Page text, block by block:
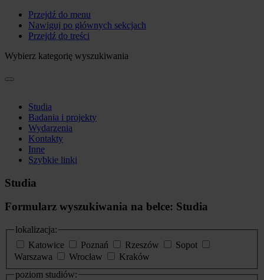
Przejdź do menu
Nawiguj po głównych sekcjach
Przejdź do treści
Wybierz kategorię wyszukiwania
Studia
Badania i projekty
Wydarzenia
Kontakty
Inne
Szybkie linki
Studia
Formularz wyszukiwania na belce: Studia
lokalizacja:
Katowice
Poznań Rzeszów
Sopot
Warszawa
Wrocław
Kraków
poziom studiów: